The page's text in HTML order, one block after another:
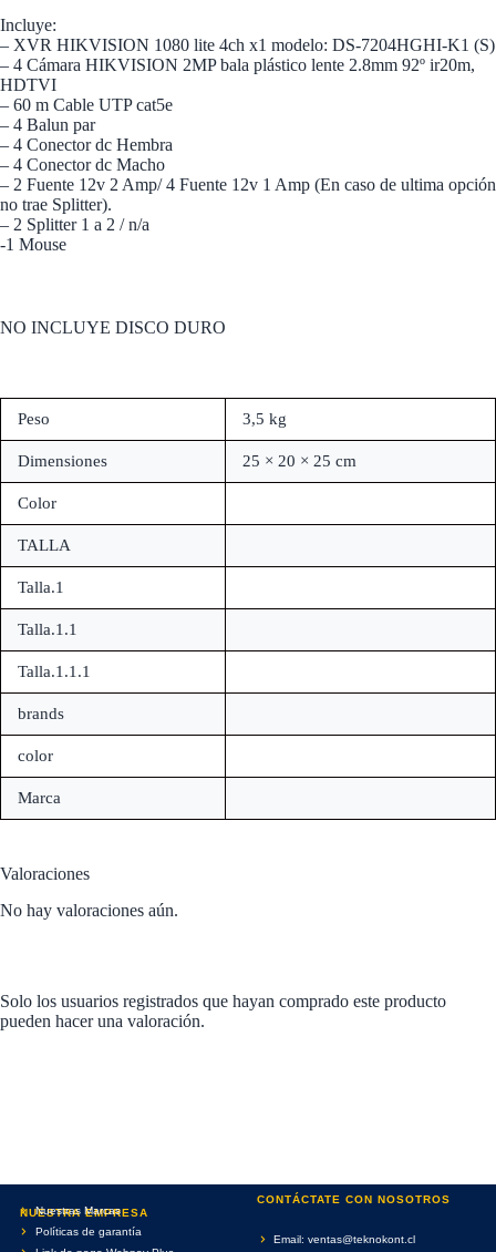
Incluye:
– XVR HIKVISION 1080 lite 4ch x1 modelo: DS-7204HGHI-K1 (S)
– 4 Cámara HIKVISION 2MP bala plástico lente 2.8mm 92º ir20m,
HDTVI
– 60 m Cable UTP cat5e
– 4 Balun par
– 4 Conector dc Hembra
– 4 Conector dc Macho
– 2 Fuente 12v 2 Amp/ 4 Fuente 12v 1 Amp (En caso de ultima opción
no trae Splitter).
– 2 Splitter 1 a 2 / n/a
-1 Mouse
NO INCLUYE DISCO DURO
Peso 3,5 kg
Dimensiones 25 × 20 × 25 cm
Color
TALLA
Talla.1
Talla.1.1
Talla.1.1.1
brands
color
Marca
Valoraciones
No hay valoraciones aún.
Solo los usuarios registrados que hayan comprado este producto
pueden hacer una valoración.
NUESTRA EMPRESA
Nuestras Marcas
Políticas de garantía
CONTÁCTATE CON NOSOTROS
Email: ventas@teknokont.cl